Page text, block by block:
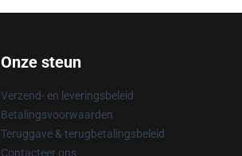
Onze steun
Verzend- en leveringsbeleid
Betalingsvoorwaarden
Teruggave & terugbetalingsbeleid
Contacteer ons